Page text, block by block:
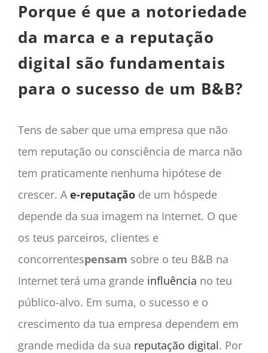
Porque é que a notoriedade
da marca e a reputação
digital são fundamentais
para o sucesso de um B&B?
Tens de saber que uma empresa que não
tem reputação ou consciência de marca não
tem praticamente nenhuma hipótese de
crescer. A e-reputaçãode um hóspede
depende da sua imagem na Internet. O que
os teus parceiros, clientes e
concorrentespensam sobre o teu B&B na
Internet terá uma grande influência no teu
público-alvo. Em suma, o sucesso e o
crescimento da tua empresa dependem em
grande medida da sua reputação digital. Por